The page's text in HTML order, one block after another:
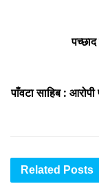
पाँवटा साहिब :
Related Posts